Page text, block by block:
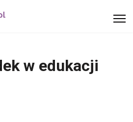
w edukacji